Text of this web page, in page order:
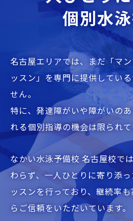
個別水
名古屋エリアでは、まだ「マ
ッスン」を専門に提供してい
せん。
特に、発達障がいや障がいの
れる個別指導の機会は限られて
なかい水泳予備校 名古屋校で
わらず、一人ひとりに寄り添
ッスンを行っており、継続率
らご信頼をいただいています。